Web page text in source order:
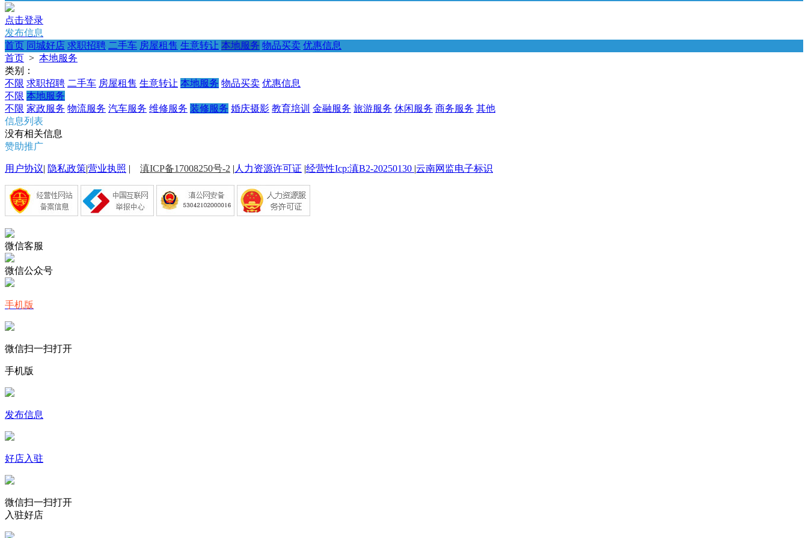
点击登录
发布信息
首页 同城好店 求职招聘 二手车 房屋租售 生意转让 本地服务 物品买卖 优惠信息
首页 > 本地服务
类别：
不限 求职招聘 二手车 房屋租售 生意转让 本地服务 物品买卖 优惠信息
不限 本地服务
不限 家政服务 物流服务 汽车服务 维修服务 装修服务 婚庆摄影 教育培训 金融服务 旅游服务 休闲服务 商务服务 其他
信息列表
没有相关信息
赞助推广
用户协议| 隐私政策|营业执照 | 滇ICP备17008250号-2 | 人力资源许可证 |经营性Icp:滇B2-20250130 |云南网监电子标识
微信客服
微信公众号
手机版
微信扫一扫打开
手机版
发布信息
好店入驻
微信扫一扫打开
入驻好店